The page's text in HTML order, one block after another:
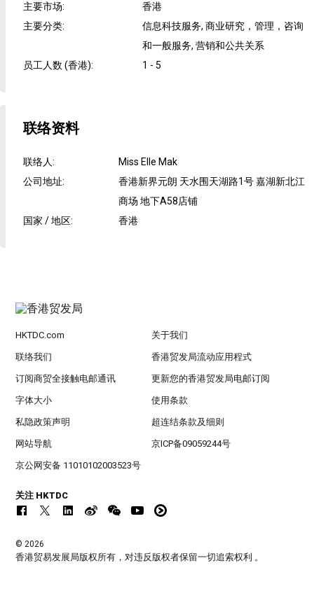
主要市场:
香港
主要分类:
信息科技服务, 商业研究，管理，咨询
和一般服务, 营销和公共关系
员工人数 (香港): 1 - 5
联络资料
联络人:
Miss Elle Mak
公司地址:
香港新界元朗 天水围天湖路1号 嘉湖新北江
商场 地下A58店铺
国家 / 地区: 香港
HKTDC.com 关于我们
联络我们 香港贸发局流动应用程式
订阅商贸全接触电邮通讯 更新您的香港贸发局电邮订阅
字体大小 使用条款
私隐政策声明 超连结条款及细则
网站导航 京ICP备09059244号
京公网安备 11010102003523号
关注 HKTDC
© 2026
香港贸易发展局版权所有，对违反版权者保留一切追索权利 。